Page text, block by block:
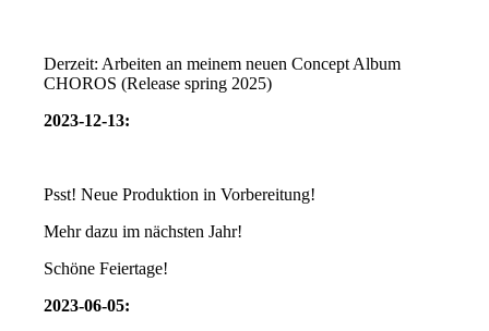
Derzeit: Arbeiten an meinem neuen Concept Album
CHOROS (Release spring 2025)
2023-12-13:
Psst! Neue Produktion in Vorbereitung!
Mehr dazu im nächsten Jahr!
Schöne Feiertage!
2023-06-05: